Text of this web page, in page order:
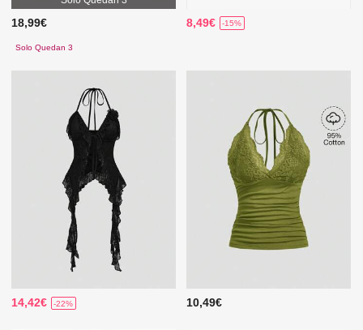
18,99€
Solo Quedan 3
8,49€ -15%
14,42€ -22% 10,49€